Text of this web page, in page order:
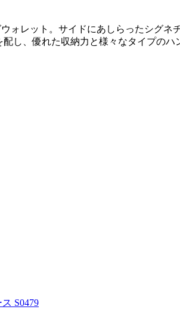
ォレット。サイドにあしらったシグ
し、優れた収納力と様々なタイプの
S0479